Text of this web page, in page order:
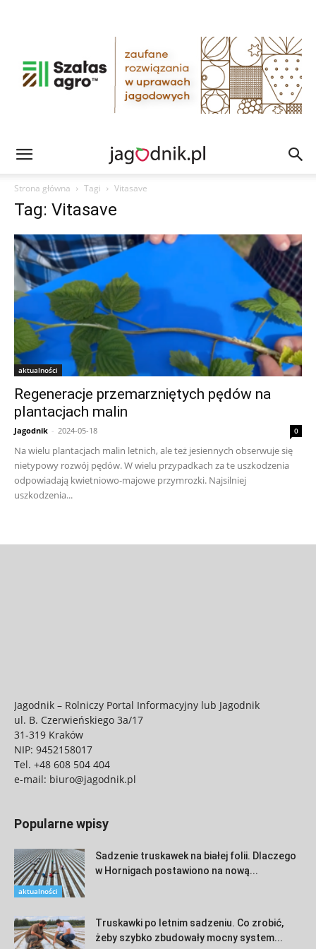
Strona główna Tagi Vitasave
Tag: Vitasave
aktualności
Regeneracje przemarzniętych pędów na
plantacjach malin
Jagodnik - 2024-05-18 0
Na wielu plantacjach malin letnich, ale też jesiennych obserwuje się
nietypowy rozwój pędów. W wielu przypadkach za te uszkodzenia
odpowiadają kwietniowo-majowe przymrozki. Najsilniej
uszkodzenia...
Jagodnik – Rolniczy Portal Informacyjny lub Jagodnik
ul. B. Czerwieńskiego 3a/17
31-319 Kraków
NIP: 9452158017
Tel. +48 608 504 404
e-mail: biuro@jagodnik.pl
Popularne wpisy
aktualności
Sadzenie truskawek na białej folii. Dlaczego
w Hornigach postawiono na nową...
Truskawki po letnim sadzeniu. Co zrobić,
żeby szybko zbudowały mocny system...